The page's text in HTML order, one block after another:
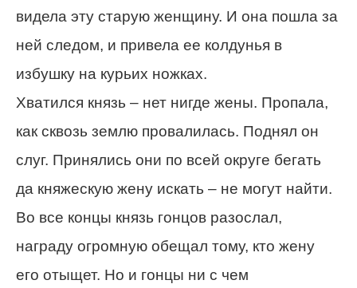
видела эту старую женщину. И она пошла за
ней следом, и привела ее колдунья в
избушку на курьих ножках.
Хватился князь – нет нигде жены. Пропала,
как сквозь землю провалилась. Поднял он
слуг. Принялись они по всей округе бегать
да княжескую жену искать – не могут найти.
Во все концы князь гонцов разослал,
награду огромную обещал тому, кто жену
его отыщет. Но и гонцы ни с чем